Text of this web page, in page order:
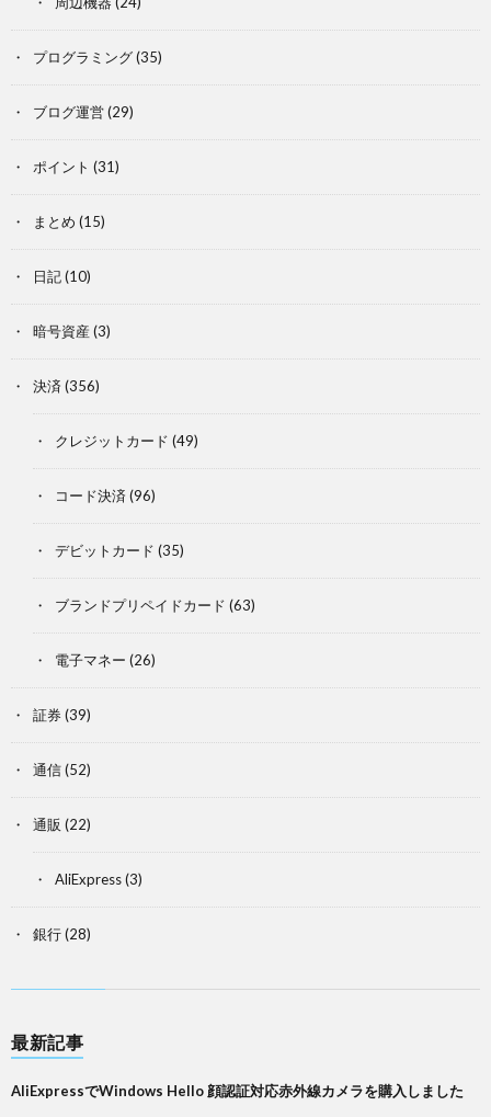
プログラミング(35)
ブログ運営(29)
ポイント (31)
まとめ (15)
日記(10)
暗号資産 (3)
決済 (356)
クレジットカード (49)
コード決済 (96)
デビットカード (35)
ブランドプリペイドカード (63)
電子マネー (26)
証券(39)
通信(52)
通販 (22)
AliExpress(3)
銀行(28)
最新記事
AliExpressでWindows Hello 顔認証対応赤外線カメラを購入しました